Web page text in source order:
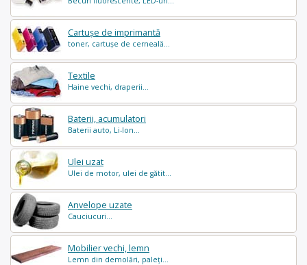
Cartușe de imprimantă
toner, cartușe de cerneală...
Textile
Haine vechi, draperii...
Baterii, acumulatori
Baterii auto, Li-Ion...
Ulei uzat
Ulei de motor, ulei de gătit...
Anvelope uzate
Cauciucuri...
Mobilier vechi, lemn
Lemn din demolări, paleți...